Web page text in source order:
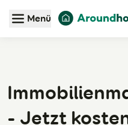
Zum
Menü
- Jetzt